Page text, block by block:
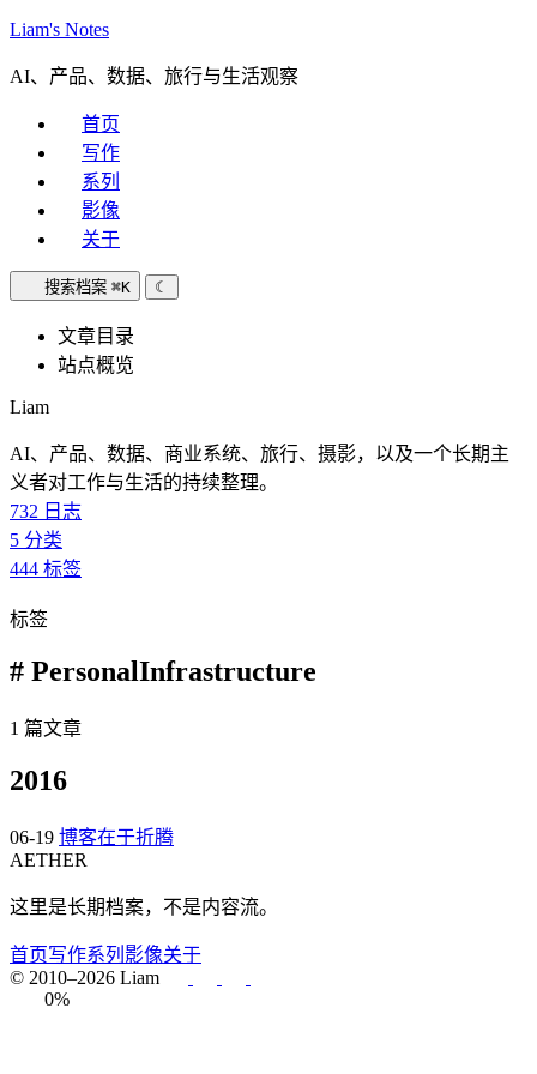
Liam's Notes
AI、产品、数据、旅行与生活观察
首页
写作
系列
影像
关于
搜索档案 ⌘K ☾
文章目录
站点概览
Liam
AI、产品、数据、商业系统、旅行、摄影，以及一个长期主
义者对工作与生活的持续整理。
732 日志
5 分类
444 标签
标签
# PersonalInfrastructure
1 篇文章
2016
06-19 博客在于折腾
AETHER
这里是长期档案，不是内容流。
首页写作系列 影像关于
© 2010–2026 Liam
0%